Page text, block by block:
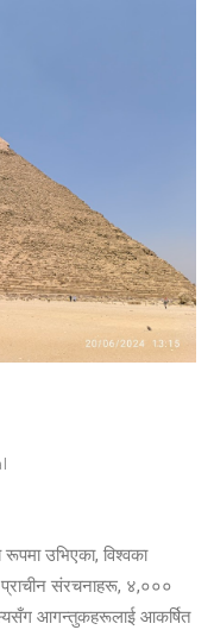
रूपमा उभिएका, विश्वका
संरचनाहरू, ४,०००
आगन्तुकहरूलाई आकर्षित